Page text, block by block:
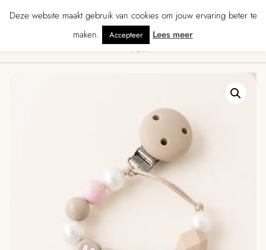
· Gratis verzending vanaf € 70 · Gratis kaartje met je bestelling •
Deze website maakt gebruik van cookies om jouw ervaring beter te
maken.
Accepteer Lees meer